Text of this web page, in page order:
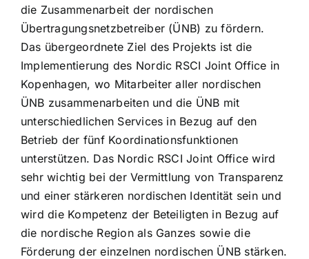
die Zusammenarbeit der nordischen
Übertragungsnetzbetreiber (ÜNB) zu fördern.
Das übergeordnete Ziel des Projekts ist die
Implementierung des Nordic RSCI Joint Office in
Kopenhagen, wo Mitarbeiter aller nordischen
ÜNB zusammenarbeiten und die ÜNB mit
unterschiedlichen Services in Bezug auf den
Betrieb der fünf Koordinationsfunktionen
unterstützen. Das Nordic RSCI Joint Office wird
sehr wichtig bei der Vermittlung von Transparenz
und einer stärkeren nordischen Identität sein und
wird die Kompetenz der Beteiligten in Bezug auf
die nordische Region als Ganzes sowie die
Förderung der einzelnen nordischen ÜNB stärken.